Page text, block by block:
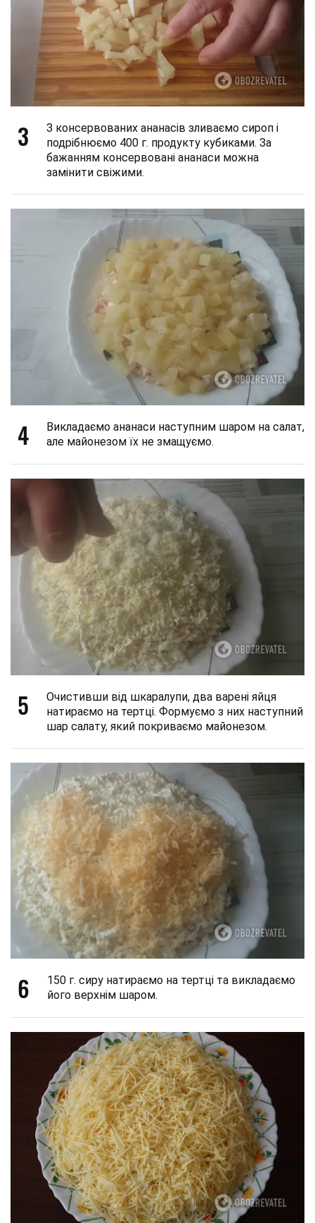
3
З консервованих ананасів зливаємо сироп і
подрібнюємо 400 г. продукту кубиками. За
бажанням консервовані ананаси можна
замінити свіжими.
4
Викладаємо ананаси наступним шаром на салат,
але майонезом їх не змащуємо.
5
Очистивши від шкаралупи, два варені яйця
натираємо на тертці. Формуємо з них наступний
шар салату, який покриваємо майонезом.
6
150 г. сиру натираємо на тертці та викладаємо
його верхнім шаром.